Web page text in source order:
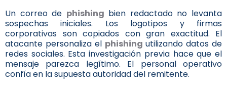
Un correo de phishing bien redactado no levanta
sospechas iniciales. Los logotipos y firmas
corporativas son copiados con gran exactitud. El
atacante personaliza el phishing utilizando datos de
redes sociales. Esta investigación previa hace que el
mensaje parezca legítimo. El personal operativo
confía en la supuesta autoridad del remitente.